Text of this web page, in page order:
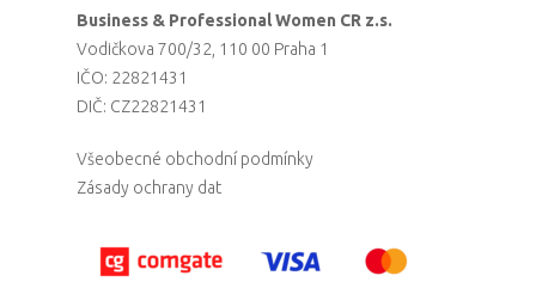
Business & Professional Women CR z.s.
Vodičkova 700/32, 110 00 Praha 1
IČO: 22821431
DIČ: CZ22821431
Všeobecné obchodní podmínky
Zásady ochrany dat